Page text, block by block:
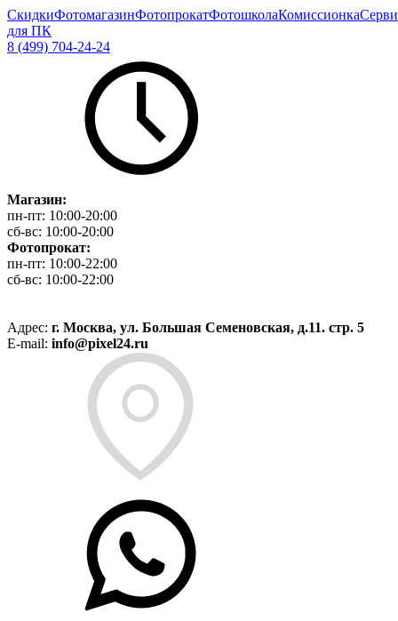
СкидкиФотомагазинФотопрокатФотошколаКомиссионка
для ПК
8 (499) 704-24-24
Магазин:
пн-пт: 10:00-20:00
сб-вс: 10:00-20:00
Фотопрокат:
пн-пт: 10:00-22:00
сб-вс: 10:00-22:00
Адрес: г. Москва, ул. Большая Семеновская, д.11. стр. 5
E-mail: info@pixel24.ru